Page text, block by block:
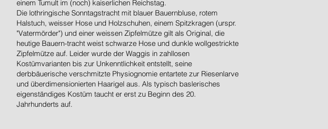
einem Tumult im (noch) kaiserlichen Reichstag.
Die lothringische Sonntagstracht mit blauer Bauernbluse, rotem
Halstuch, weisser Hose und Holzschuhen, einem Spitzkragen (urspr.
"Vatermörder") und einer weissen Zipfelmütze gilt als Original, die
heutige Bauern-tracht weist schwarze Hose und dunkle wollgestrickte
Zipfelmütze auf. Leider wurde der Waggis in zahllosen
Kostümvarianten bis zur Unkenntlichkeit entstellt, seine
derbbäuerische verschmitzte Physiognomie entartete zur Riesenlarve
und überdimensionierten Haarigel aus. Als typisch baslerisches
eigenständiges Kostüm taucht er erst zu Beginn des 20.
Jahrhunderts auf.